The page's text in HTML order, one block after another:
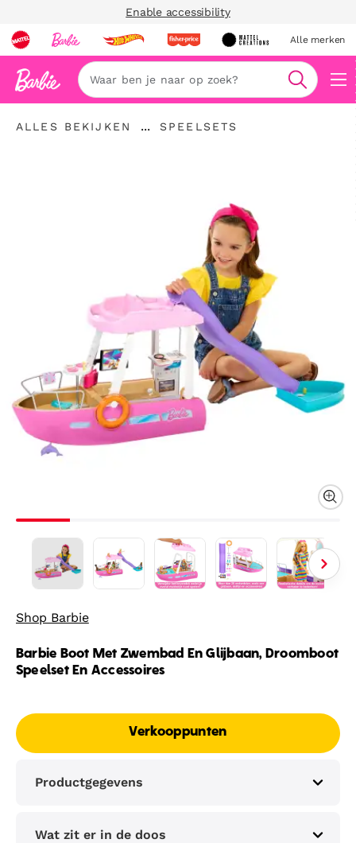
Enable accessibility
Alle merken
Zoeken
"Alles
ALLES BEKIJKEN
...
"
SPEELSETS
Shop Barbie
Barbie Boot Met Zwembad En Glijbaan, Droomboot
Speelset En Accessoires
Verkooppunten
Productgegevens
Wat zit er in de doos